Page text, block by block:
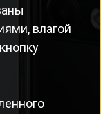
влагой